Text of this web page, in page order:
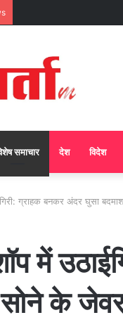
समाचार देश विदेश
ग्राहक बनकर अंदर घुसा
में
सोने के